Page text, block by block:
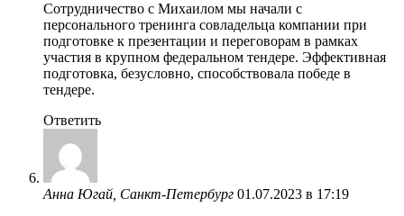
Сотрудничество с Михаилом мы начали с
персонального тренинга совладельца компании при
подготовке к презентации и переговорам в рамках
участия в крупном федеральном тендере. Эффективная
подготовка, безусловно, способствовала победе в
тендере.
Ответить
Анна Югай, Санкт-Петербург 01.07.2023 в 17:19